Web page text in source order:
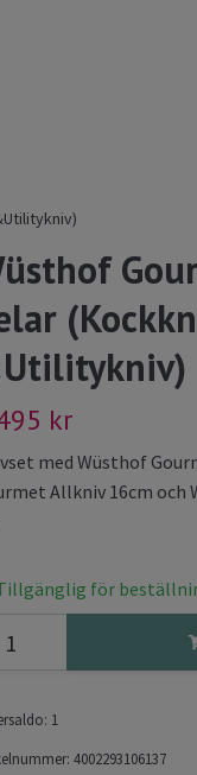
kr
med Wüsthof
Allkniv 16cm och
för
1
4002293106137